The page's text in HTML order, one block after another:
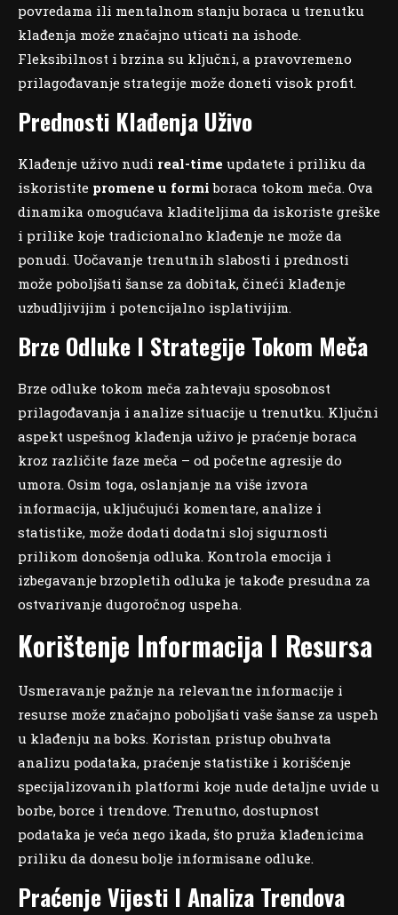
povredama ili mentalnom stanju boraca u trenutku
klađenja može značajno uticati na ishode.
Fleksibilnost i brzina su ključni, a pravovremeno
prilagođavanje strategije može doneti visok profit.
Prednosti Klađenja Uživo
Klađenje uživo nudi real-time updatete i priliku da
iskoristite promene u formi boraca tokom meča. Ova
dinamika omogućava kladiteljima da iskoriste greške
i prilike koje tradicionalno klađenje ne može da
ponudi. Uočavanje trenutnih slabosti i prednosti
može poboljšati šanse za dobitak, čineći klađenje
uzbudljivijim i potencijalno isplativijim.
Brze Odluke I Strategije Tokom Meča
Brze odluke tokom meča zahtevaju sposobnost
prilagođavanja i analize situacije u trenutku. Ključni
aspekt uspešnog klađenja uživo je praćenje boraca
kroz različite faze meča – od početne agresije do
umora. Osim toga, oslanjanje na više izvora
informacija, uključujući komentare, analize i
statistike, može dodati dodatni sloj sigurnosti
prilikom donošenja odluka. Kontrola emocija i
izbegavanje brzopletih odluka je takođe presudna za
ostvarivanje dugoročnog uspeha.
Korištenje Informacija I Resursa
Usmeravanje pažnje na relevantne informacije i
resurse može značajno poboljšati vaše šanse za uspeh
u klađenju na boks. Koristan pristup obuhvata
analizu podataka, praćenje statistike i korišćenje
specijalizovanih platformi koje nude detaljne uvidе u
borbe, borce i trendove. Trenutno, dostupnost
podataka je veća nego ikada, što pruža klađenicima
priliku da donesu bolje informisane odluke.
Praćenje Vijesti I Analiza Trendova